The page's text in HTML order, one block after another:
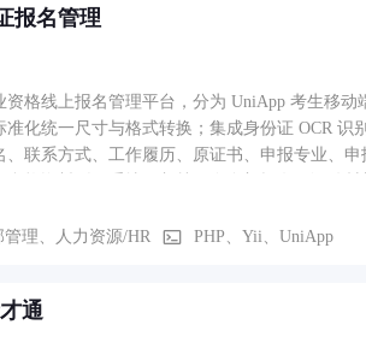
报名管理
资格线上报名管理平台，分为 UniApp 考生移
准化统一尺寸与格式转换；集成身份证 OCR
、联系方式、工作履历、原证书、申报专业、
管理、人力资源/HR PHP、Yii、UniApp
通